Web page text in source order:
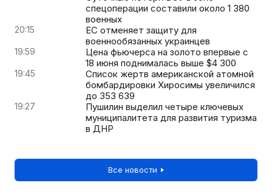
спецоперации составили около 1 380
военных
20:15
ЕС отменяет защиту для
военнообязанных украинцев
19:59
Цена фьючерса на золото впервые с
18 июня поднималась выше $4 300
19:45
Список жертв американской атомной
бомбардировки Хиросимы увеличился
до 353 639
19:27
Пушилин выделил четыре ключевых
муниципалитета для развития туризма
в ДНР
Все новости